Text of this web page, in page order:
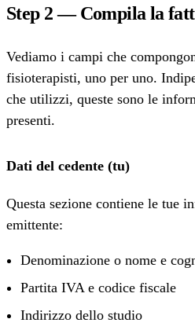
Step 2 — Compila la
Vediamo i campi che
fisioterapisti, uno per uno.
che utilizzi, queste sono le
presenti.
Dati del cedente (tu)
Questa sezione contiene le tue
emittente:
Denominazione o nome e
Partita IVA e codice fiscale
Indirizzo dello studio